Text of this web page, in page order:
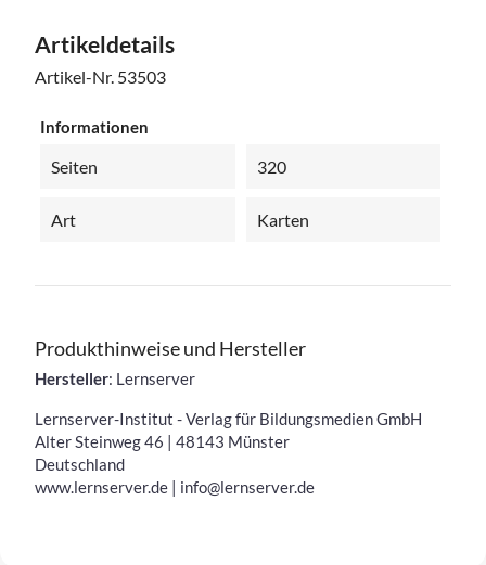
Artikeldetails
Artikel-Nr. 53503
Informationen
Seiten 320
Art Karten
Produkthinweise und Hersteller
Hersteller: Lernserver
Lernserver-Institut - Verlag für Bildungsmedien GmbH
Alter Steinweg 46 | 48143 Münster
Deutschland
www.lernserver.de | info@lernserver.de